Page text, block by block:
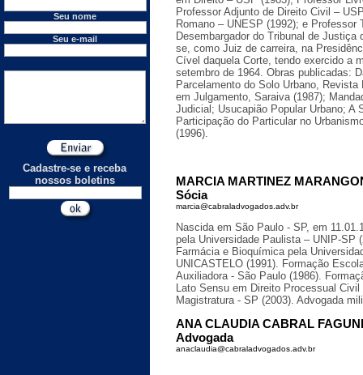
Seu nome
Seu e-mail
Cadastre-se e receba
nossos boletins
Professor Adjunto de Direito Civil –
Romano – UNESP (1992); e Professor
Desembargador do Tribunal de Justiça
se, como Juiz de carreira, na
Cível daquela Corte, tendo exercido a
setembro de 1964. Obras publicadas:
Parcelamento do Solo Urbano, Revista
em Julgamento, Saraiva (1987);
Judicial; Usucapião Popular Urbano; A
Participação do Particular no
(1996).
MARCIA MARTINEZ
Sócia
marcia@cabraladvogados.adv.br
Nascida em São Paulo - SP, em
pela Universidade Paulista – UNIP-SP
Farmácia e Bioquímica pela
UNICASTELO (1991). Formação
Auxiliadora - São Paulo (1986).
Lato Sensu em Direito Processual
Magistratura - SP (2003). Advogada
ANA CLAUDIA CABRAL
Advogada
anaclaudia@cabraladvogados.adv.br